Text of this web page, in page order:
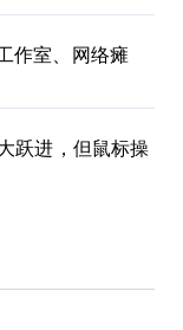
作室、网络瘫
跃进，但鼠标操